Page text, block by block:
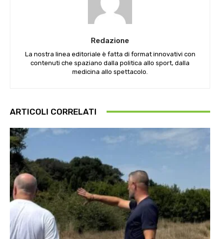
Redazione
La nostra linea editoriale è fatta di format innovativi con
contenuti che spaziano dalla politica allo sport, dalla
medicina allo spettacolo.
ARTICOLI CORRELATI